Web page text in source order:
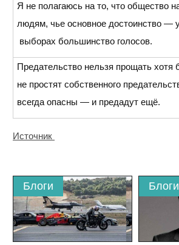
Я не полагаюсь на то, что общество
людям, чье основное достоинство —
выборах большинство голосов.
Предательство нельзя прощать хотя
не простят собственного
всегда опасны — и предадут ещё.
Источник
Блоги Блоги